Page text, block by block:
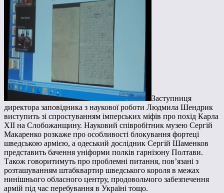
Заступниця
директора заповідника з наукової роботи Людмила Шендрик
виступить зі спростуванням імперських міфів про похід Карла
ХІІ на Слобожанщину. Науковий співробітник музею Сергій
Макаренко розкаже про особливості блокування фортеці
шведською армією, а одеський дослідник Сергій Шаменков
представить бачення уніформи полків гарнізону Полтави.
Також говоритимуть про проблемні питання, пов’язані з
розташуванням штабквартир шведського короля в межах
нинішнього обласного центру, продовольчого забезпечення
армій під час перебування в Україні тощо.